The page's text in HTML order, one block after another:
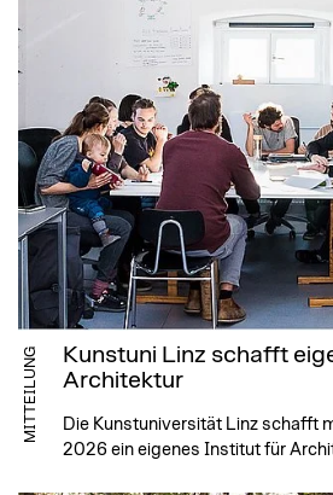
MITTEILUNG
Kunstuni Linz schafft
Architektur
Die Kunstuniversität Linz schafft
2026 ein eigenes Institut für